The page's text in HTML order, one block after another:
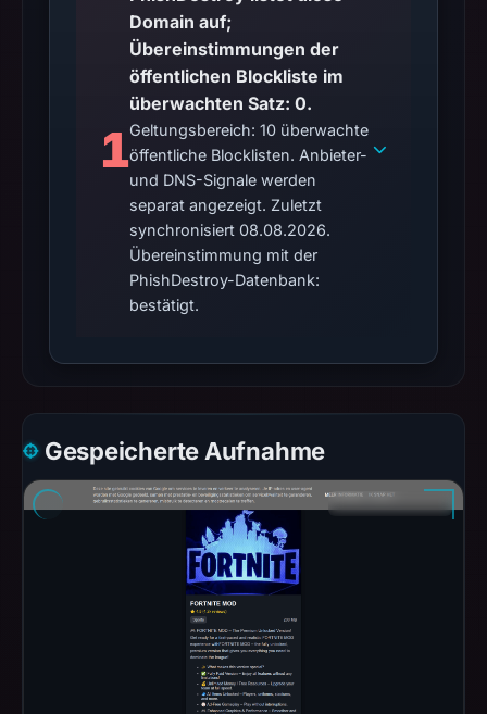
1
Domain auf;
Übereinstimmungen der
öffentlichen Blockliste im
überwachten Satz: 0.
Geltungsbereich: 10 überwachte
öffentliche Blocklisten. Anbieter-
und DNS-Signale werden
separat angezeigt. Zuletzt
synchronisiert 08.08.2026.
Übereinstimmung mit der
PhishDestroy-Datenbank:
bestätigt.
Gespeicherte Aufnahme